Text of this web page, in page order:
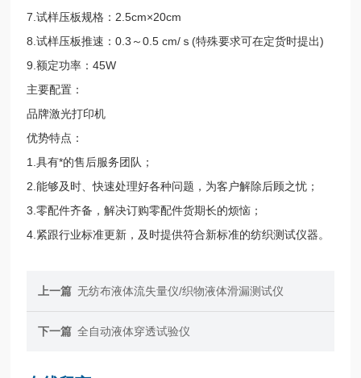
7.试样压板规格：2.5cm×20cm
8.试样压板推速：0.3～0.5 cm/ｓ(特殊要求可在定货时提出)
9.额定功率：45W
主要配置：
品牌激光打印机
优势特点：
1.具有*的售后服务团队；
2.能够及时、快速处理好各种问题，为客户解除后顾之忧；
3.零配件齐备，解决订购零配件货期长的烦恼；
4.紧跟行业标准更新，及时提供符合新标准的纺织测试仪器。
上一篇 无纺布液体流失量仪/织物液体滑漏测试仪
下一篇 全自动液体穿透试验仪